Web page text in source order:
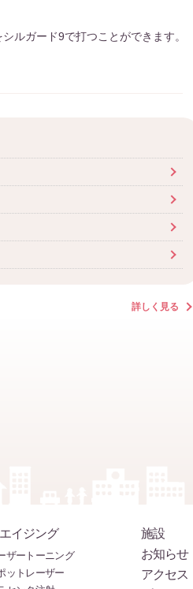
ルガード9で打つことができます。
詳しく見る
イジング
ザートーニング
ットレーザー
施設
お知らせ
アクセス